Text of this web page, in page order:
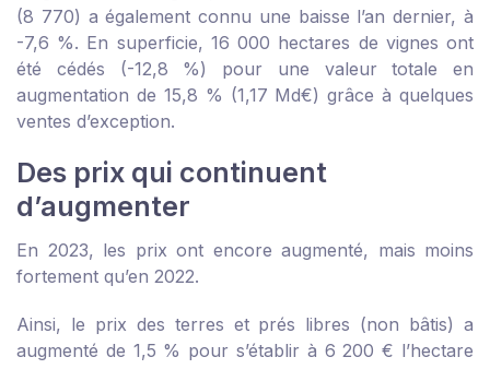
(8 770) a également connu une baisse l’an dernier, à
-7,6 %. En superficie, 16 000 hectares de vignes ont
été cédés (-12,8 %) pour une valeur totale en
augmentation de 15,8 % (1,17 Md€) grâce à quelques
ventes d’exception.
Des prix qui continuent
d’augmenter
En 2023, les prix ont encore augmenté, mais moins
fortement qu’en 2022.
Ainsi, le prix des terres et prés libres (non bâtis) a
augmenté de 1,5 % pour s’établir à 6 200 € l’hectare